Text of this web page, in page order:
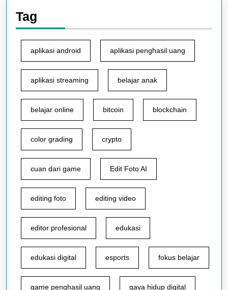
Tag
aplikasi android aplikasi penghasil uang
aplikasi streaming belajar anak
belajar online bitcoin blockchain
color grading crypto
cuan dari game Edit Foto AI
editing foto editing video
editor profesional edukasi
edukasi digital esports fokus belajar
game penghasil uang gaya hidup digital